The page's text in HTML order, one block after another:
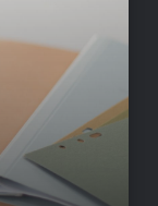
Koyu